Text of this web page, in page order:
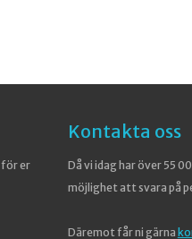
för er
Kontakta oss
Då vi idag har över 55
möjlighet att svara på
Däremot får ni gärna